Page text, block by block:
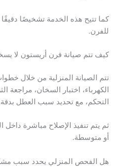
كما تتيح هذه الخدمة تشخيصًا دقيقًا
للفرن.
كيف تتم صيانة فرن أريستون لا
تتم الصيانة المنزلية من خلال
الكهرباء، اختبار السخان،
التحكم، مع تحديد سبب العطل
ثم يتم تنفيذ الإصلاح مباشرة
أو متوسطة.
هل الفحص المنزلي يحدد سبب